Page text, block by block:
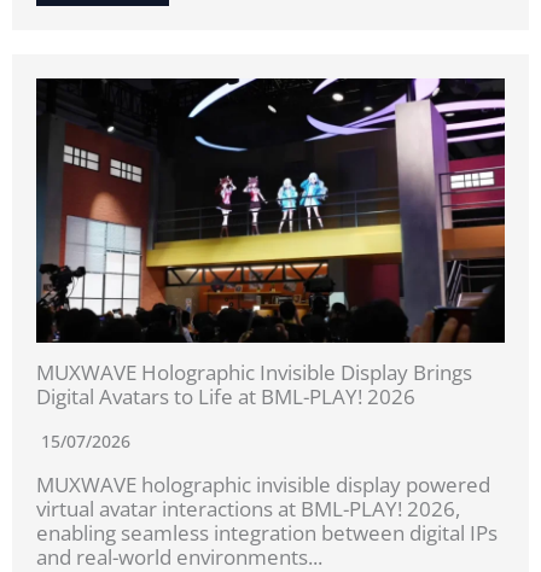
MUXWAVE Holographic Invisible Display Brings
Digital Avatars to Life at BML-PLAY! 2026
15/07/2026
MUXWAVE holographic invisible display powered
virtual avatar interactions at BML-PLAY! 2026,
enabling seamless integration between digital IPs
and real-world environments...